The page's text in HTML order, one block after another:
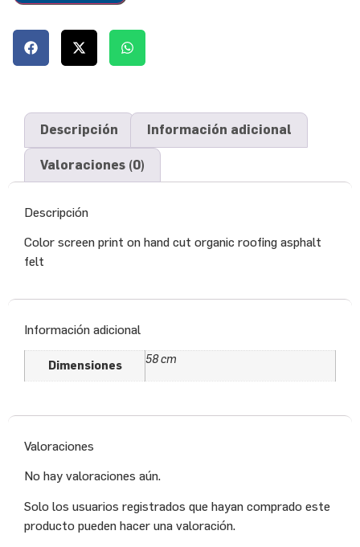
Descripción Información adicional
Valoraciones (0)
Descripción
Color screen print on hand cut organic roofing asphalt
felt
Información adicional
Dimensiones 58 cm
Valoraciones
No hay valoraciones aún.
Solo los usuarios registrados que hayan comprado este
producto pueden hacer una valoración.